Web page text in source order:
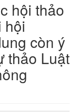
hội thảo
hội
còn ý
thảo Luật